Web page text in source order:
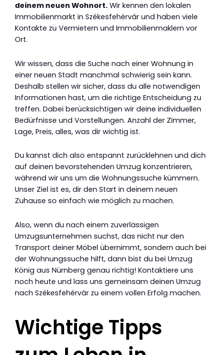
deinem neuen Wohnort. Wir kennen den lokalen
Immobilienmarkt in Székesfehérvár und haben viele
Kontakte zu Vermietern und Immobilienmaklern vor
Ort.
Wir wissen, dass die Suche nach einer Wohnung in
einer neuen Stadt manchmal schwierig sein kann.
Deshalb stellen wir sicher, dass du alle notwendigen
Informationen hast, um die richtige Entscheidung zu
treffen. Dabei berücksichtigen wir deine individuellen
Bedürfnisse und Vorstellungen. Anzahl der Zimmer,
Lage, Preis, alles, was dir wichtig ist.
Du kannst dich also entspannt zurücklehnen und dich
auf deinen bevorstehenden Umzug konzentrieren,
während wir uns um die Wohnungssuche kümmern.
Unser Ziel ist es, dir den Start in deinem neuen
Zuhause so einfach wie möglich zu machen.
Also, wenn du nach einem zuverlässigen
Umzugsunternehmen suchst, das nicht nur den
Transport deiner Möbel übernimmt, sondern auch bei
der Wohnungssuche hilft, dann bist du bei Umzug
König aus Nürnberg genau richtig! Kontaktiere uns
noch heute und lass uns gemeinsam deinen Umzug
nach Székesfehérvár zu einem vollen Erfolg machen.
Wichtige Tipps